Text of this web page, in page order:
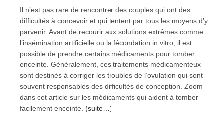
Il n’est pas rare de rencontrer des couples qui ont des
difficultés à concevoir et qui tentent par tous les moyens d’y
parvenir. Avant de recourir aux solutions extrêmes comme
l’insémination artificielle ou la fécondation in vitro, il est
possible de prendre certains médicaments pour tomber
enceinte. Généralement, ces traitements médicamenteux
sont destinés à corriger les troubles de l’ovulation qui sont
souvent responsables des difficultés de conception. Zoom
dans cet article sur les médicaments qui aident à tomber
facilement enceinte.
(suite…)